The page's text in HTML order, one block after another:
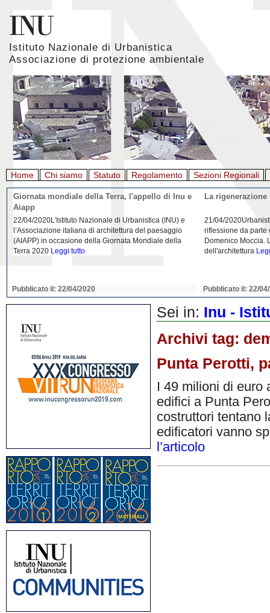
Istituto Nazionale di Urbanistica
Associazione di protezione ambientale
Home Chi siamo Statuto Regolamento Sezioni Regionali
Giornata mondiale della Terra, l'appello di Inu e
Aiapp
22/04/2020L'Istituto Nazionale di Urbanistica (INU) e
l’Associazione italiana di architettura del paesaggio
(AIAPP) in occasione della Giornata Mondiale della
Terra 2020 Leggi tutto
Pubblicato il: 22/04/2020
La
21/04/
riflessione da parte
Domenico Moccia.
dell'architettura
Pubblicato il: 22/
Sei in: Inu -
Archivi tag:
Punta Perotti,
I 49 milioni di euro
edifici a Punta
costruttori tentano
edificatori vanno
l’articolo